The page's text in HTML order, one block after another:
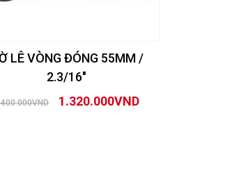
LÊ VÒNG ĐÓNG 55MM /
2.3/16″
1.320.000VND